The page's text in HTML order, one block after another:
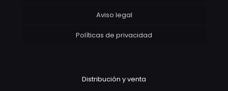
Aviso legal
Políticas de privacidad
Distribución y venta